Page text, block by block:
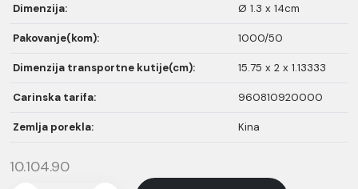
Dimenzija: Ø 1.3 x 14cm
Pakovanje(kom): 1000/50
Dimenzija transportne kutije(cm): 15.75 x 2 x 1.13333
Carinska tarifa: 960810920000
Zemlja porekla: Kina
10.104.90